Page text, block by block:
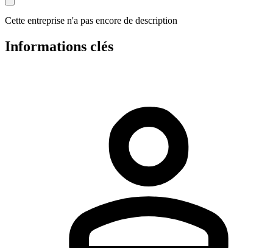
Cette entreprise n'a pas encore de description
Informations clés